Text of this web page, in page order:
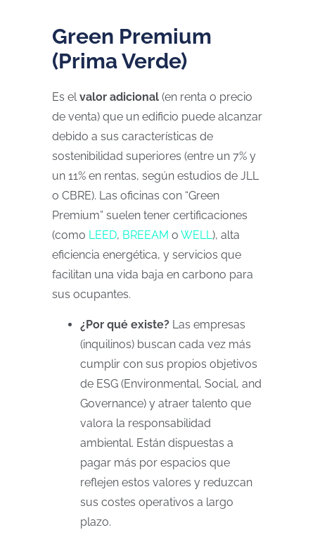
Green Premium
(Prima Verde)
Es elvalor adicional (en renta o precio
de venta) que un edificio puede alcanzar
debido a sus características de
sostenibilidad superiores (entre un 7% y
un 11% en rentas, según estudios de JLL
o CBRE). Las oficinas con “Green
Premium” suelen tener certificaciones
(como LEED, BREEAM o WELL), alta
eficiencia energética, y servicios que
facilitan una vida baja en carbono para
sus ocupantes.
¿Por qué existe? Las empresas
(inquilinos) buscan cada vez más
cumplir con sus propios objetivos
de ESG (Environmental, Social, and
Governance) y atraer talento que
valora la responsabilidad
ambiental. Están dispuestas a
pagar más por espacios que
reflejen estos valores y reduzcan
sus costes operativos a largo
plazo.